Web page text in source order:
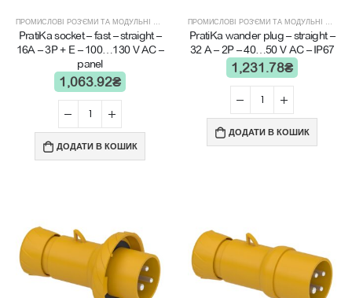
ПРОМИСЛОВІ РОЗ'ЄМИ ТА МОДУЛЬНІ ЩИТИ
PratiKa socket – fast – straight –
16A – 3P + E – 100…130 V AC –
panel
1,063.92₴
ДОДАТИ В КОШИК
ПРОМИСЛОВІ РОЗ'ЄМИ ТА МОДУЛЬНІ ЩИТИ
PratiKa wander plug – straight –
32 A – 2P – 40…50 V AC – IP67
1,231.78₴
ДОДАТИ В КОШИК